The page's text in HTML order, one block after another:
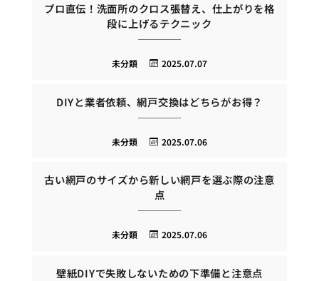
プロ直伝！洗面所のクロス張替え、仕上がりを格
段に上げるテクニック
2025.07.07
未分類
DIYと業者依頼、網戸交換はどちらがお得？
2025.07.06
未分類
古い網戸のサイズから新しい網戸を選ぶ際の注意
点
2025.07.06
未分類
壁紙DIYで失敗しないための下準備と注意点